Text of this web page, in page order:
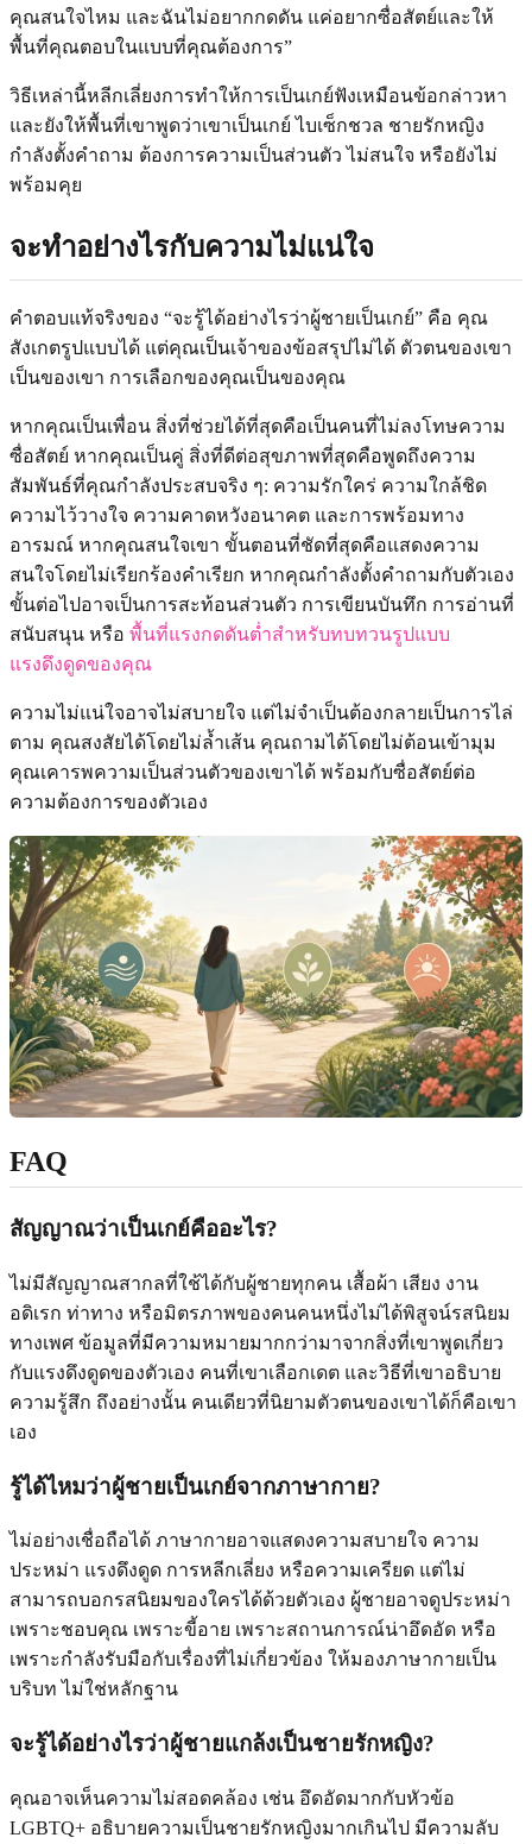
คุณสนใจไหม และฉันไม่อยากกดดัน แค่อยากซื่อสัตย์และให้
พื้นที่คุณตอบในแบบที่คุณต้องการ”
วิธีเหล่านี้หลีกเลี่ยงการทำให้การเป็นเกย์ฟังเหมือนข้อกล่าวหา
และยังให้พื้นที่เขาพูดว่าเขาเป็นเกย์ ไบเซ็กชวล ชายรักหญิง
กำลังตั้งคำถาม ต้องการความเป็นส่วนตัว ไม่สนใจ หรือยังไม่
พร้อมคุย
จะทำอย่างไรกับความไม่แน่ใจ
คำตอบแท้จริงของ “จะรู้ได้อย่างไรว่าผู้ชายเป็นเกย์” คือ คุณ
สังเกตรูปแบบได้ แต่คุณเป็นเจ้าของข้อสรุปไม่ได้ ตัวตนของเขา
เป็นของเขา การเลือกของคุณเป็นของคุณ
หากคุณเป็นเพื่อน สิ่งที่ช่วยได้ที่สุดคือเป็นคนที่ไม่ลงโทษความ
ซื่อสัตย์ หากคุณเป็นคู่ สิ่งที่ดีต่อสุขภาพที่สุดคือพูดถึงความ
สัมพันธ์ที่คุณกำลังประสบจริง ๆ: ความรักใคร่ ความใกล้ชิด
ความไว้วางใจ ความคาดหวังอนาคต และการพร้อมทาง
อารมณ์ หากคุณสนใจเขา ขั้นตอนที่ชัดที่สุดคือแสดงความ
สนใจโดยไม่เรียกร้องคำเรียก หากคุณกำลังตั้งคำถามกับตัวเอง
ขั้นต่อไปอาจเป็นการสะท้อนส่วนตัว การเขียนบันทึก การอ่านที่
สนับสนุน หรือ พื้นที่แรงกดดันต่ำสำหรับทบทวนรูปแบบ
แรงดึงดูดของคุณ
ความไม่แน่ใจอาจไม่สบายใจ แต่ไม่จำเป็นต้องกลายเป็นการไล่
ตาม คุณสงสัยได้โดยไม่ล้ำเส้น คุณถามได้โดยไม่ต้อนเข้ามุม
คุณเคารพความเป็นส่วนตัวของเขาได้ พร้อมกับซื่อสัตย์ต่อ
ความต้องการของตัวเอง
FAQ
สัญญาณว่าเป็นเกย์คืออะไร?
ไม่มีสัญญาณสากลที่ใช้ได้กับผู้ชายทุกคน เสื้อผ้า เสียง งาน
อดิเรก ท่าทาง หรือมิตรภาพของคนคนหนึ่งไม่ได้พิสูจน์รสนิยม
ทางเพศ ข้อมูลที่มีความหมายมากกว่ามาจากสิ่งที่เขาพูดเกี่ยว
กับแรงดึงดูดของตัวเอง คนที่เขาเลือกเดต และวิธีที่เขาอธิบาย
ความรู้สึก ถึงอย่างนั้น คนเดียวที่นิยามตัวตนของเขาได้ก็คือเขา
เอง
รู้ได้ไหมว่าผู้ชายเป็นเกย์จากภาษากาย?
ไม่อย่างเชื่อถือได้ ภาษากายอาจแสดงความสบายใจ ความ
ประหม่า แรงดึงดูด การหลีกเลี่ยง หรือความเครียด แต่ไม่
สามารถบอกรสนิยมของใครได้ด้วยตัวเอง ผู้ชายอาจดูประหม่า
เพราะชอบคุณ เพราะขี้อาย เพราะสถานการณ์น่าอึดอัด หรือ
เพราะกำลังรับมือกับเรื่องที่ไม่เกี่ยวข้อง ให้มองภาษากายเป็น
บริบท ไม่ใช่หลักฐาน
จะรู้ได้อย่างไรว่าผู้ชายแกล้งเป็นชายรักหญิง?
คุณอาจเห็นความไม่สอดคล้อง เช่น อึดอัดมากกับหัวข้อ
LGBTQ+ อธิบายความเป็นชายรักหญิงมากเกินไป มีความลับ